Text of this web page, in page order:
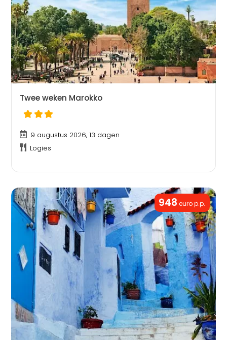
Twee weken Marokko
9 augustus 2026, 13 dagen
Logies
948 euro p.p.